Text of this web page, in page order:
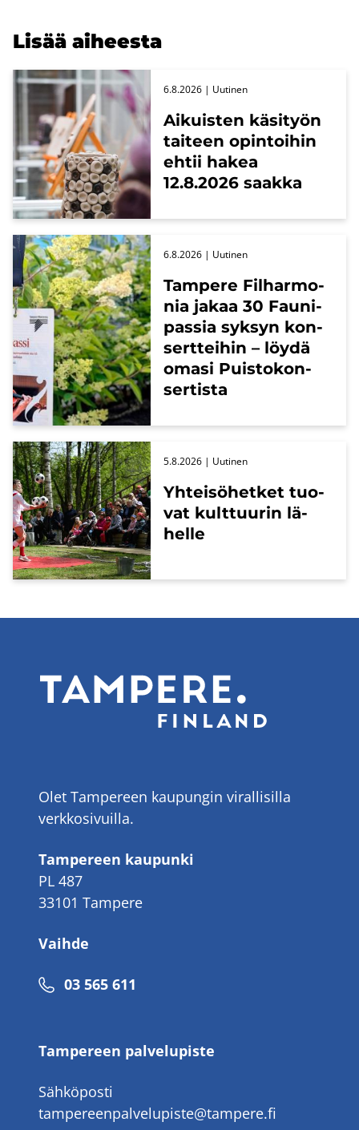
Lisää ai­hees­ta
Ai­kuis­ten kä­si­työn
tai­teen opin­toi­hin
ehtii hakea
12.8.2026 saak­ka
6.8.2026 | Uu­ti­nen
Tam­pe­re Fil­har­mo­
nia jakaa 30 Fau­ni­
pas­sia syk­syn kon­
sert­tei­hin – löydä
omasi Puis­to­kon­
ser­tis­ta
6.8.2026 | Uu­ti­nen
Yh­tei­sö­het­ket tuo­
vat kult­tuu­rin lä­
hel­le
5.8.2026 | Uu­ti­nen
Olet Tampereen kaupungin virallisilla
verkkosivuilla.
Tampereen kaupunki
PL 487
33101 Tampere
Vaihde
Puhelinnumero
03 565 611
Tampereen palvelupiste
Sähköposti
tampereenpalvelupiste@tampere.fi